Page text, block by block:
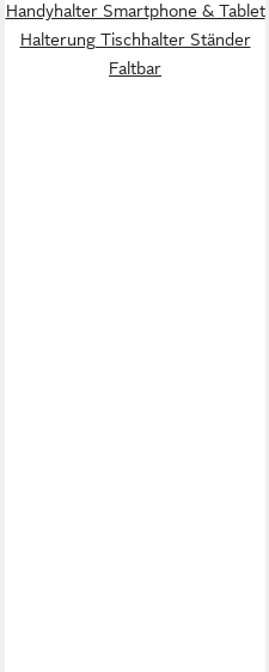
Handyhalter Smartphone & Tablet
Halterung Tischhalter Ständer
Faltbar